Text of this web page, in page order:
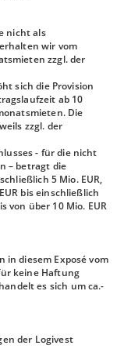
nicht als
wir vom
zzgl. der
sich die Provision
ab 10
Die
zzgl. der
- für die nicht
– betragt die
5 Mio. EUR,
bis einschließlich
von über 10 Mio. EUR
in diesem Exposé vom
keine Haftung
es sich um ca.-
der Logivest